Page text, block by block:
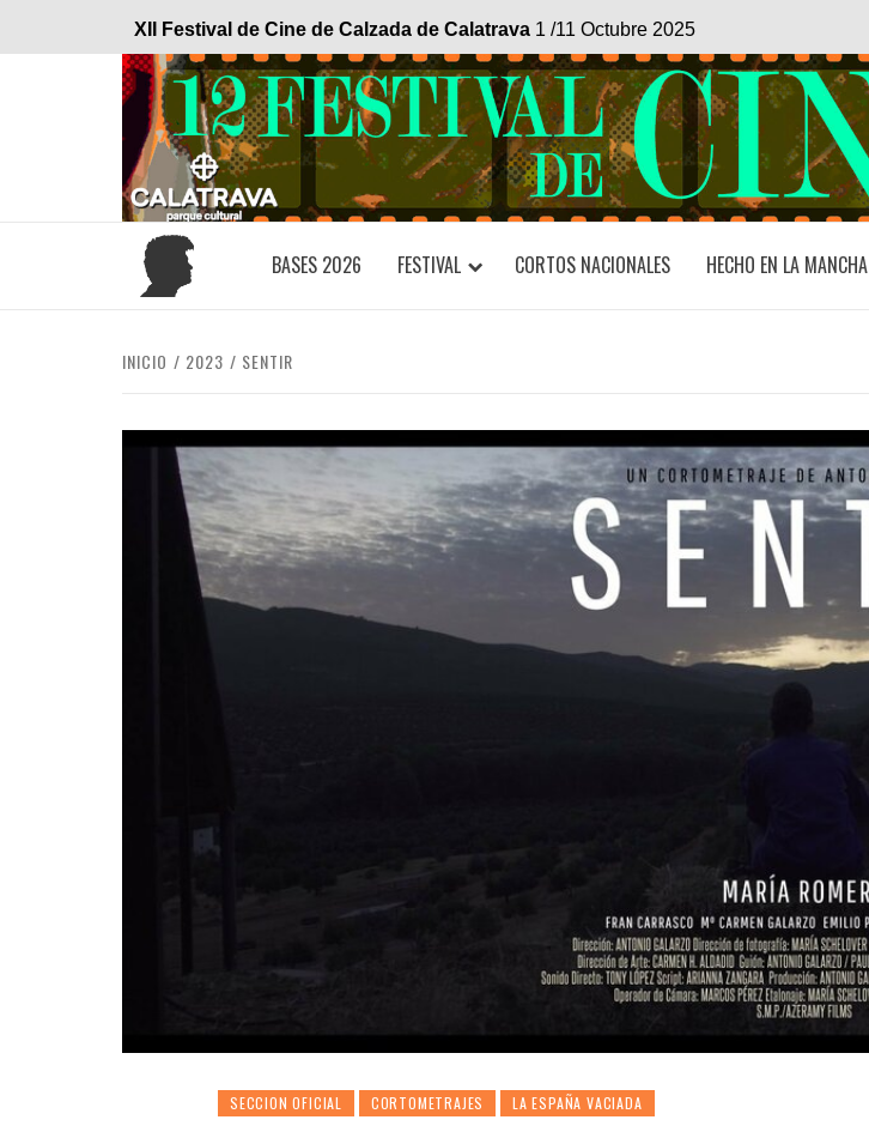
XII Festival de Cine de Calzada de Calatrava 1 /11 Octubre 2025
BASES 2026 FESTIVAL CORTOS NACIONALES HECHO EN LA MANCHA
INICIO 2023 SENTIR
SECCION OFICIAL CORTOMETRAJES LA ESPAÑA VACIADA